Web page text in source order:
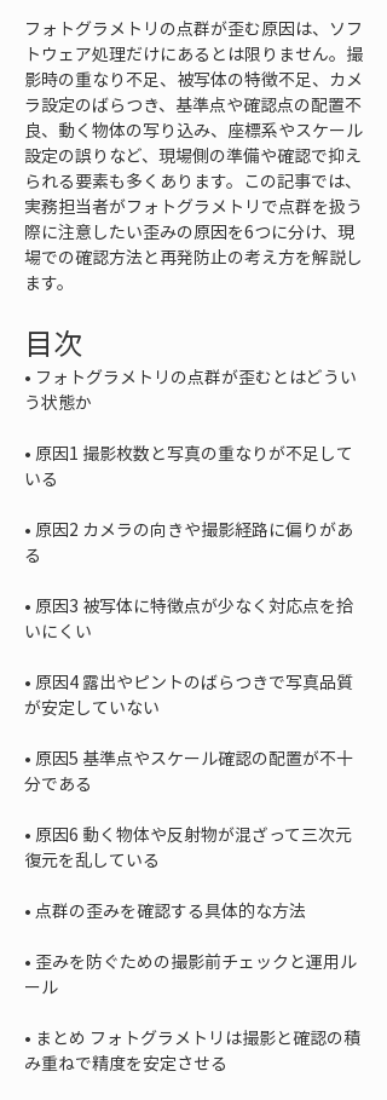
フォトグラメトリの点群が歪む原因は、ソフ
トウェア処理だけにあるとは限りません。撮
影時の重なり不足、被写体の特徴不足、カメ
ラ設定のばらつき、基準点や確認点の配置不
良、動く物体の写り込み、座標系やスケール
設定の誤りなど、現場側の準備や確認で抑え
られる要素も多くあります。この記事では、
実務担当者がフォトグラメトリで点群を扱う
際に注意したい歪みの原因を6つに分け、現
場での確認方法と再発防止の考え方を解説し
ます。
目次
• フォトグラメトリの点群が歪むとはどうい
• 原因1 撮影枚数と写真の重なりが不足して
• 原因2 カメラの向きや撮影経路に偏りがあ
• 原因3 被写体に特徴点が少なく対応点を拾
• 原因4 露出やピントのばらつきで写真品質
• 原因5 基準点やスケール確認の配置が不十
• 原因6 動く物体や反射物が混ざって三次元
•
• 歪みを防ぐための撮影前チェックと運用ル
• まとめ フォトグラメトリは撮影と確認の積
み重ねで精度を安定させる